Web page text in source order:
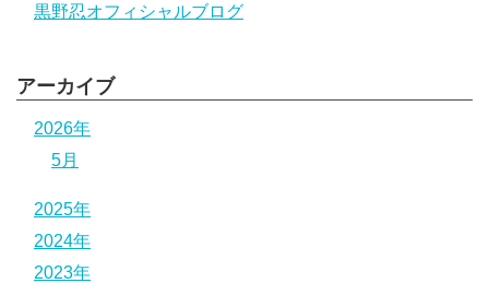
黒野忍オフィシャルブログ
アーカイブ
2026年
5月
2025年
2024年
2023年